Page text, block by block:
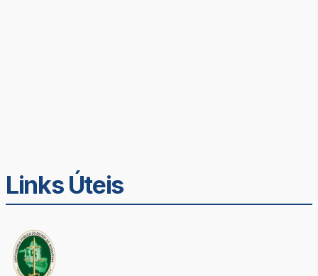
Links Úteis